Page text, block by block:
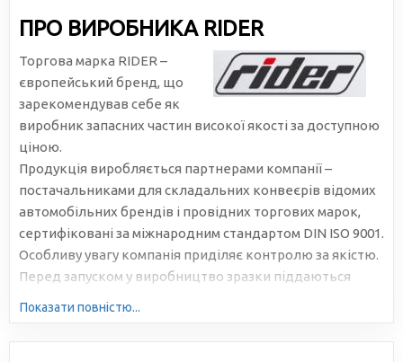
ПРО ВИРОБНИКА RIDER
Торгова марка RIDER –
європейський бренд, що
зарекомендував себе як
виробник запасних частин високої якості за доступною
ціною.
Продукція виробляється партнерами компанії –
постачальниками для складальних конвеєрів відомих
автомобільних брендів і провідних торгових марок,
сертифіковані за міжнародним стандартом DIN ISO 9001.
Особливу увагу компанія приділяє контролю за якістю.
Перед запуском у виробництво зразки піддаються
Показати повністю...